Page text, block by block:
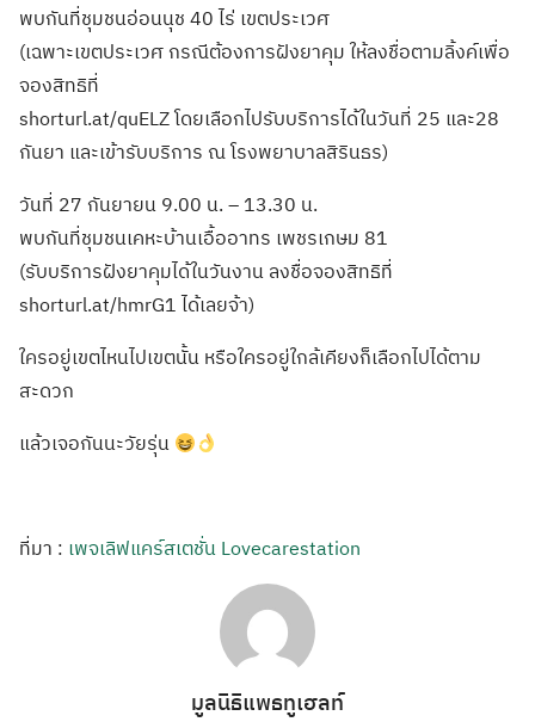
พบกันที่ชุมชนอ่อนนุช 40 ไร่ เขตประเวศ
(เฉพาะเขตประเวศ กรณีต้องการฝังยาคุม ให้ลงชื่อตามลิ้งค์เพื่อ
จองสิทธิที่
shorturl.at/quELZ โดยเลือกไปรับบริการได้ในวันที่ 25 และ28
กันยา และเข้ารับบริการ ณ โรงพยาบาลสิรินธร)
วันที่ 27 กันยายน 9.00 น. – 13.30 น.
พบกันที่ชุมชนเคหะบ้านเอื้ออาทร เพชรเกษม 81
(รับบริการฝังยาคุมได้ในวันงาน ลงชื่อจองสิทธิที่
shorturl.at/hmrG1 ได้เลยจ้า)
ใครอยู่เขตไหนไปเขตนั้น หรือใครอยู่ใกล้เคียงก็เลือกไปได้ตาม
สะดวก
แล้วเจอกันนะวัยรุ่น
ที่มา : เพจเลิฟแคร์สเตชั่น Lovecarestation
มูลนิธิแพธทูเฮลท์